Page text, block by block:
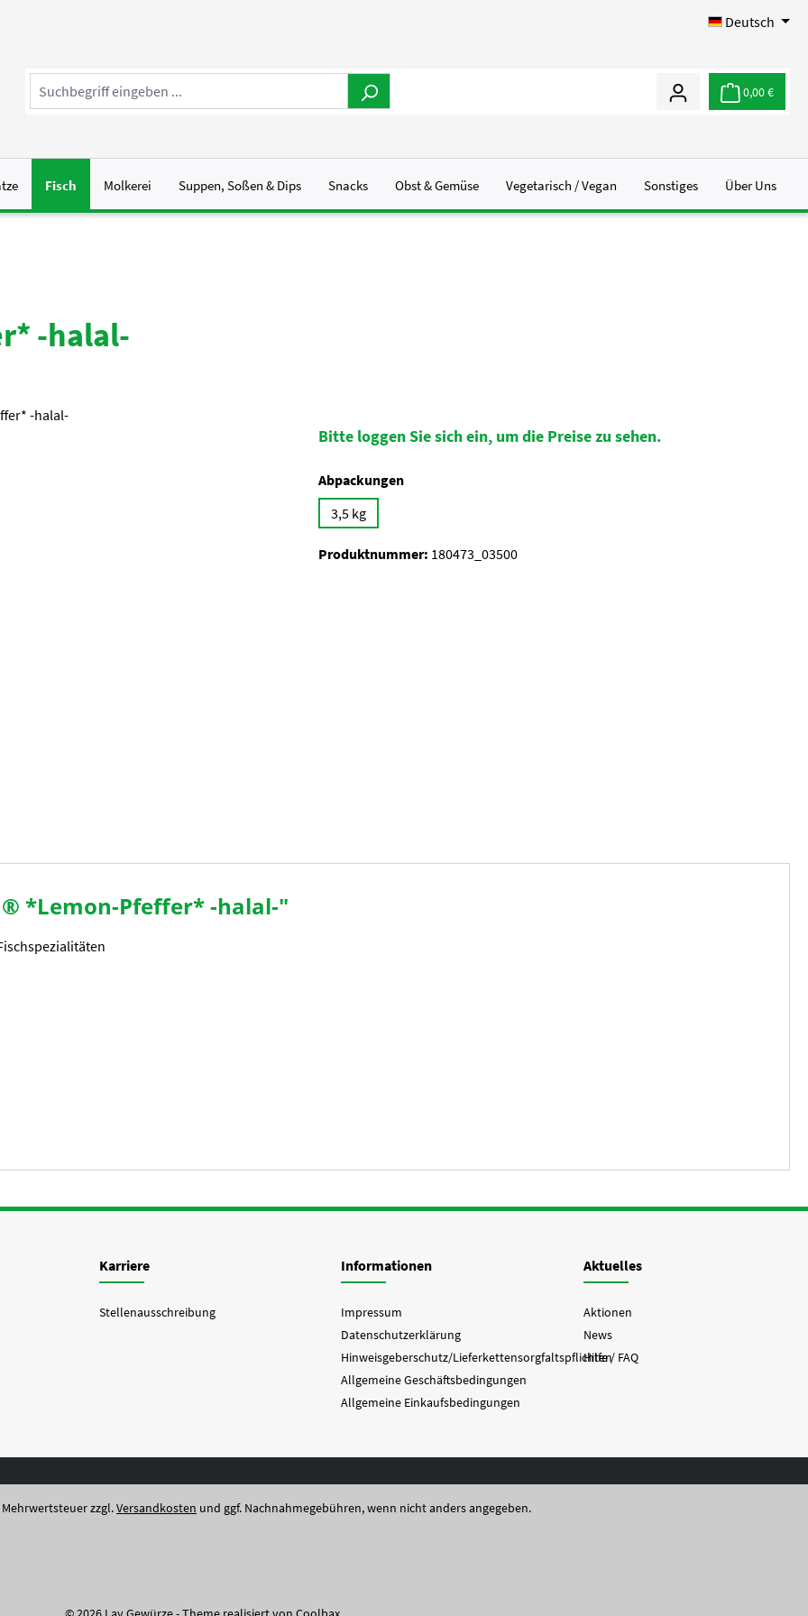
Deutsch
0,00 €
Fisch Molkerei Suppen, Soßen & Dips Snacks Obst & Gemüse Vegetarisch / Vegan Sonstiges Über Uns
-halal-
Bitte loggen Sie sich ein, um die Preise zu sehen.
Abpackungenauswählen
3,5 kg
Produktnummer: 180473_03500
*Lemon-Pfeffer* -halal-"
Karriere
Stellenausschreibung
Informationen
Impressum
Datenschutzerklärung
Hinweisgeberschutz/Lieferkettensorgfaltspflichten
Allgemeine Geschäftsbedingungen
Allgemeine Einkaufsbedingungen
Aktuelles
Aktionen
News
Hilfe / FAQ
zzgl.Versandkosten und ggf. Nachnahmegebühren, wenn nicht anders angegeben.